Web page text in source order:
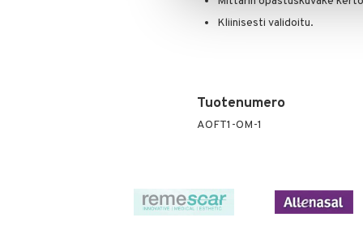
Kliinisesti validoitu.
Tuotenumero
AOFT1-OM-1